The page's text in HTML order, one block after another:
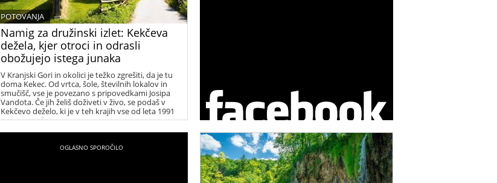
Namig za družinski izlet: Kekčeva
dežela, kjer otroci in odrasli
obožujejo istega junaka
POTOVANJA
V Kranjski Gori in okolici je težko zgrešiti, da je tu
doma Kekec. Od vrtca, šole, številnih lokalov in
smučišč, vse je povezano s pripovedkami Josipa
Vandota. Če jih želiš doživeti v živo, se podaš v
Kekčevo deželo, ki je v teh krajih vse od leta 1991
prava uspešnica.